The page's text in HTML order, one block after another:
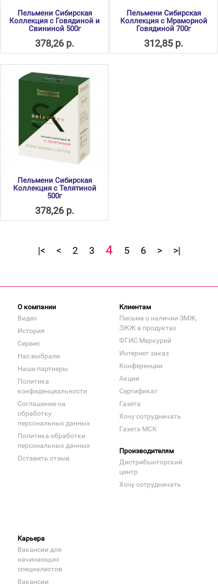
Пельмени Сибирская
Коллекция с Говядиной и
Свининой 500г
378,26 р.
Пельмени Сибирская
Коллекция с Мраморной
Говядиной 700г
312,85 р.
Пельмени Сибирская
Коллекция с Телятиной
500г
378,26 р.
|< < 2 3 4 5 6 > >|
О компании
Видео
История
Сервис
Нас выбрали
Наши партнеры
Политика
конфиденциальности
Соглашение на
обработку
персональных данных
Политика обработки
персональных данных
Оставить отзыв
Клиентам
Письма о наличии ЗМЖ,
ЗЖЖ в продуктах
ФГИС Меркурий
Интернет заказ
Конференции
Акции
Сертификат
Газета
Хочу сотрудничать
Газета МСК
Производителям
Дистрибьюторский
центр
Хочу сотрудничать
Карьера
Вакансии для
начинающих
специалистов
Вакансии